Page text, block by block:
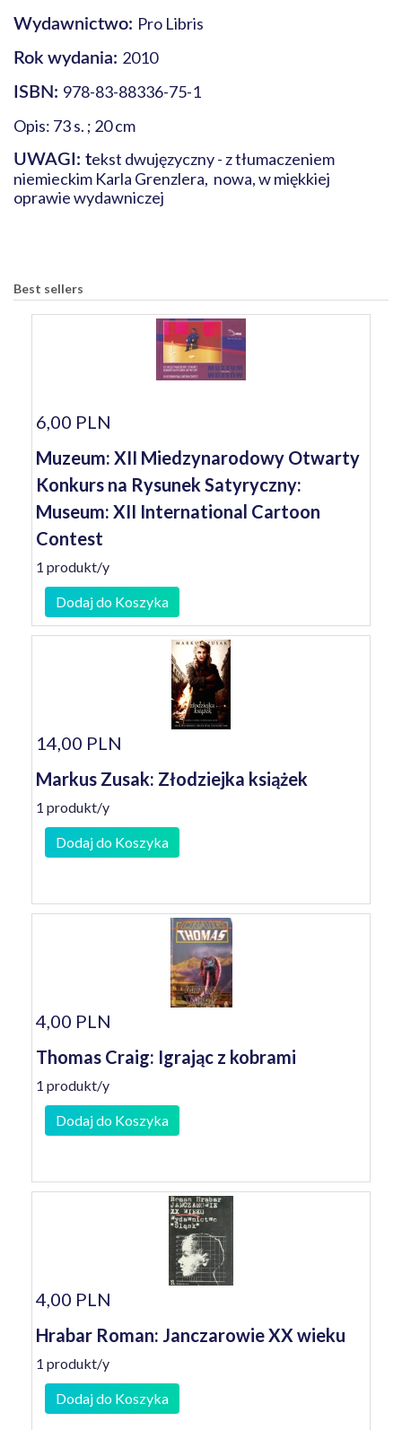
Wydawnictwo: Pro Libris
Rok wydania: 2010
ISBN: 978-83-88336-75-1
Opis: 73 s. ; 20 cm
UWAGI: tekst dwujęzyczny - z tłumaczeniem
niemieckim Karla Grenzlera, nowa, w miękkiej
oprawie wydawniczej
Best sellers
6,00 PLN
Muzeum: XII Miedzynarodowy Otwarty
Konkurs na Rysunek Satyryczny:
Museum: XII International Cartoon
Contest
1 produkt/y
Dodaj do Koszyka
14,00 PLN
Markus Zusak: Złodziejka książek
1 produkt/y
Dodaj do Koszyka
4,00 PLN
Thomas Craig: Igrając z kobrami
1 produkt/y
Dodaj do Koszyka
4,00 PLN
Hrabar Roman: Janczarowie XX wieku
1 produkt/y
Dodaj do Koszyka